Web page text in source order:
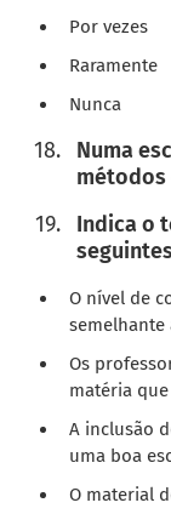
Por vezes
Raramente
Nunca
Numa
métodos
Indica o
O nível de
semelhante
Os
matéria
A inclusão
uma boa
O material